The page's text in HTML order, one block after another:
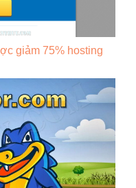
giảm 75% hosting